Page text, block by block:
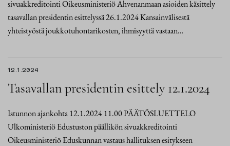
sivuakkreditointi Oikeusministeriö Ahvenanmaan asioiden käsittely
tasavallan presidentin esittelyssä 26.1.2024 Kansainvälisestä
yhteistyöstä joukkotuhontarikosten, ihmisyyttä vastaan…
12.1.2024
Tasavallan presidentin esittely 12.1.2024
Istunnon ajankohta 12.1.2024 11.00 PÄÄTÖSLUETTELO
Ulkoministeriö Edustuston päällikön sivuakkreditointi
Oikeusministeriö Eduskunnan vastaus hallituksen esitykseen